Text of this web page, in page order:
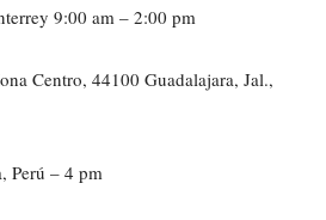
9:00 am – 2:00 pm
Centro, 44100 Guadalajara, Jal.,
Perú – 4 pm